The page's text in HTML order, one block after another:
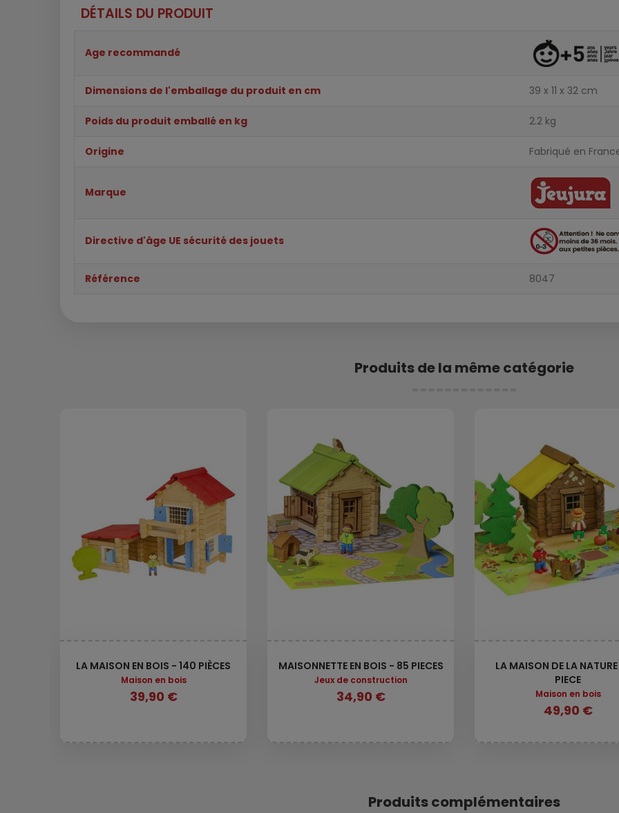
DÉTAILS DU PRODUIT
Age recommandé
Dimensions de l'emballage du produit en cm 39 x 11 x 32 cm
Poids du produit emballé en kg 2.2 kg
Origine Fabriqué en
Marque
Directive d'âge UE sécurité des jouets
Référence 8047
Produits de la même catégorie
LA MAISON EN BOIS - 140 PIÈCES
Maison en bois
39,90 €
MAISONNETTE EN BOIS - 85 PIECES
Jeux de construction
34,90 €
LA MAISON DE LA
PIECE
Maison en bois
49,90 €
Produits complémentaires